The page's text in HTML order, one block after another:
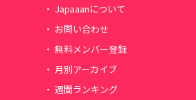
Japaaanについて
お問い合わせ
無料メンバー登録
月別アーカイブ
週間ランキング